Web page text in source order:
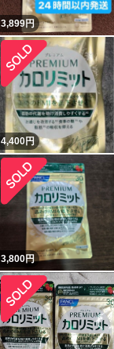
3,899円
4,400円
3,800円